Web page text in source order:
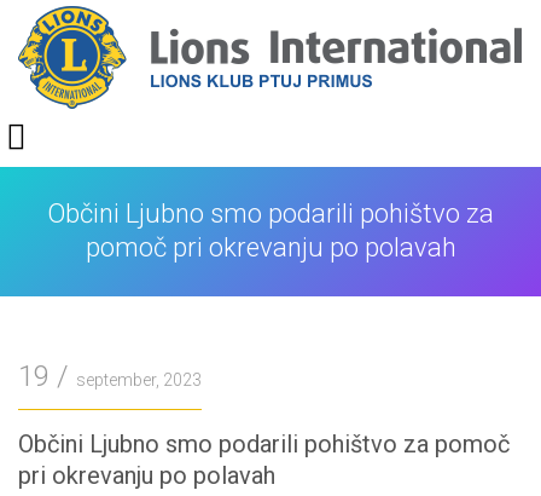
content
Lions klub Ptuj Primus
Občini Ljubno smo podarili pohištvo za
pomoč pri okrevanju po polavah
19 september, 2023
Občini Ljubno smo podarili pohištvo za pomoč
pri okrevanju po polavah